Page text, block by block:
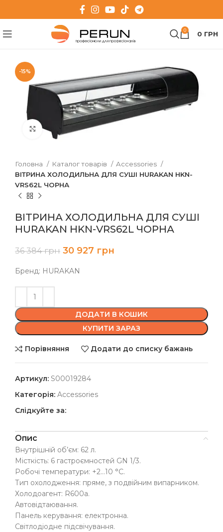
0 0 ГРН
-15%
Клацніть, щоб збільшити
Головна Каталог товарів
Accessories
ВІТРИНА ХОЛОДИЛЬНА ДЛЯ СУШІ HURAKAN HKN-
VRS62L ЧОРНА
ВІТРИНА ХОЛОДИЛЬНА ДЛЯ СУШІ
HURAKAN HKN-VRS62L ЧОРНА
36 384грн 30 927 грн
Бренд: HURAKAN
ДОДАТИ В КОШИК
КУПИТИ ЗАРАЗ
Порівняння Додати до списку бажань
Артикул: S00019284
Категорія: Accessories
Слідкуйте за:
Опис
Внутрішній об’єм: 62 л.
Місткість: 6 гастроємностей GN 1/3.
Робочі температури: +2…10 °C.
Тип охолодження: пряме, з подвійним випарником.
Холодоагент: R600a.
Автовідтаювання.
Панель керування: електронна.
Світлодіодне підсвічування.